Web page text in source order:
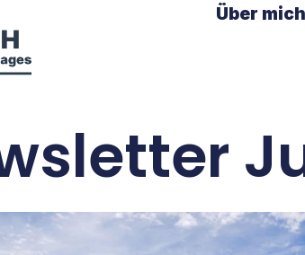
Über mich